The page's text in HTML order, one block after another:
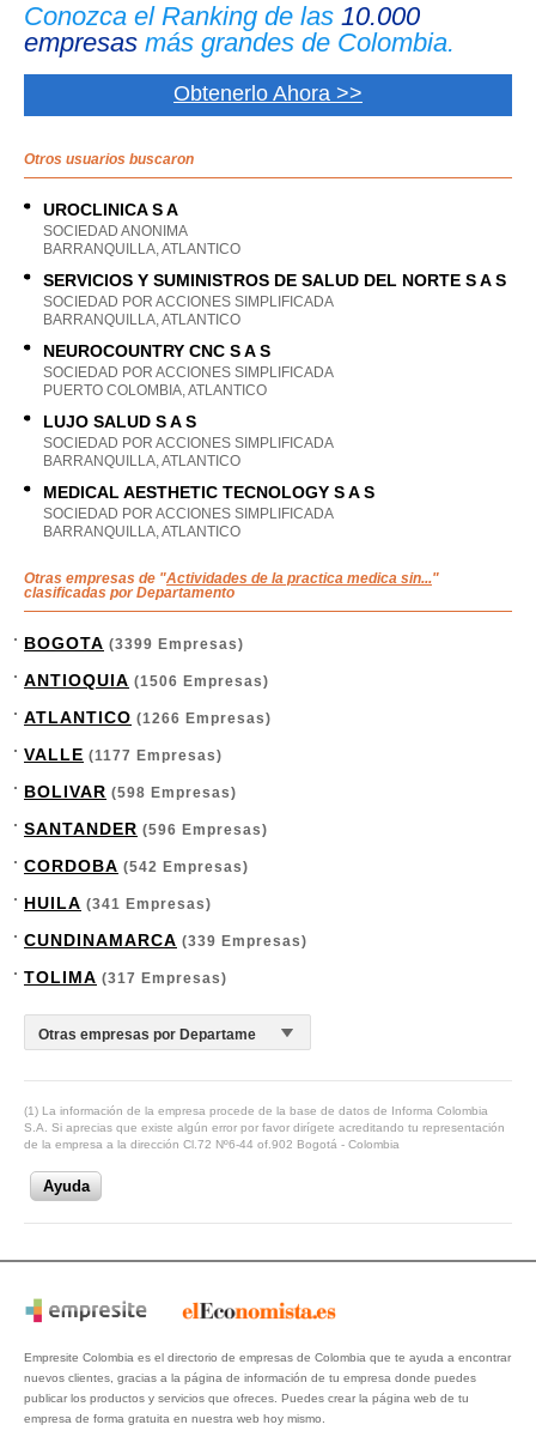
Conozca el Ranking de las 10.000
empresas más grandes de Colombia.
Obtenerlo Ahora >>
Otros usuarios buscaron
UROCLINICA S A
SOCIEDAD ANONIMA
BARRANQUILLA, ATLANTICO
SERVICIOS Y SUMINISTROS DE SALUD DEL NORTE S A S
SOCIEDAD POR ACCIONES SIMPLIFICADA
BARRANQUILLA, ATLANTICO
NEUROCOUNTRY CNC S A S
SOCIEDAD POR ACCIONES SIMPLIFICADA
PUERTO COLOMBIA, ATLANTICO
LUJO SALUD S A S
SOCIEDAD POR ACCIONES SIMPLIFICADA
BARRANQUILLA, ATLANTICO
MEDICAL AESTHETIC TECNOLOGY S A S
SOCIEDAD POR ACCIONES SIMPLIFICADA
BARRANQUILLA, ATLANTICO
Otras empresas de "Actividades de la practica medica sin..."
clasificadas por Departamento
BOGOTA (3399 Empresas)
ANTIOQUIA (1506 Empresas)
ATLANTICO (1266 Empresas)
VALLE (1177 Empresas)
BOLIVAR (598 Empresas)
SANTANDER (596 Empresas)
CORDOBA (542 Empresas)
HUILA (341 Empresas)
CUNDINAMARCA (339 Empresas)
TOLIMA (317 Empresas)
(1) La información de la empresa procede de la base de datos de Informa Colombia
S.A. Si aprecias que existe algún error por favor dirígete acreditando tu representación
de la empresa a la dirección Cl.72 Nº6-44 of.902 Bogotá - Colombia
Ayuda
Empresite Colombia es el directorio de empresas de Colombia que te ayuda a encontrar
nuevos clientes, gracias a la página de información de tu empresa donde puedes
publicar los productos y servicios que ofreces. Puedes crear la página web de tu
empresa de forma gratuita en nuestra web hoy mismo.